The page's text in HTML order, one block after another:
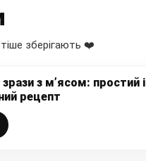
зберігають ❤️
з м’ясом: простий і
рецепт